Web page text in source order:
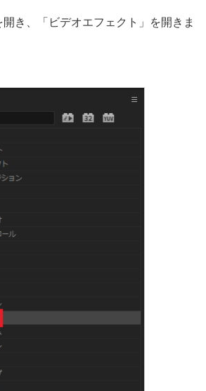
き、「ビデオエフェクト」を開きま